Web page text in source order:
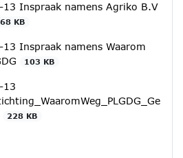
13 Inspraak namens Agriko B.V
68 KB
Inspraak namens Waarom
103 KB
13
228 KB